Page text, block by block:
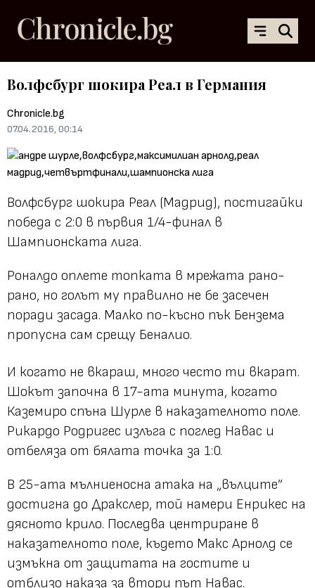
Волфсбург шокира Реал в Германия
Chronicle.bg
07.04.2016, 00:14
Волфсбург шокира Реал (Мадрид), постигайки
победа с 2:0 в първия 1/4-финал в
Шампионската лига.
Роналдо оплете топката в мрежата рано-
рано, но голът му правилно не бе засечен
поради засада. Малко по-късно пък Бензема
пропусна сам срещу Беналио.
И когато не вкараш, много често ти вкарат.
Шокът започна в 17-ата минута, когато
Каземиро спъна Шурле в наказателното поле.
Рикардо Родригес излъга с поглед Навас и
отбеляза от бялата точка за 1:0.
В 25-ата мълниеносна атака на „вълците”
достигна до Дракслер, той намери Енрикес на
дясното крило. Последва центриране в
наказателното поле, където Макс Арнолд се
измъкна от защитата на гостите и
отблизо наказа за втори път Навас.